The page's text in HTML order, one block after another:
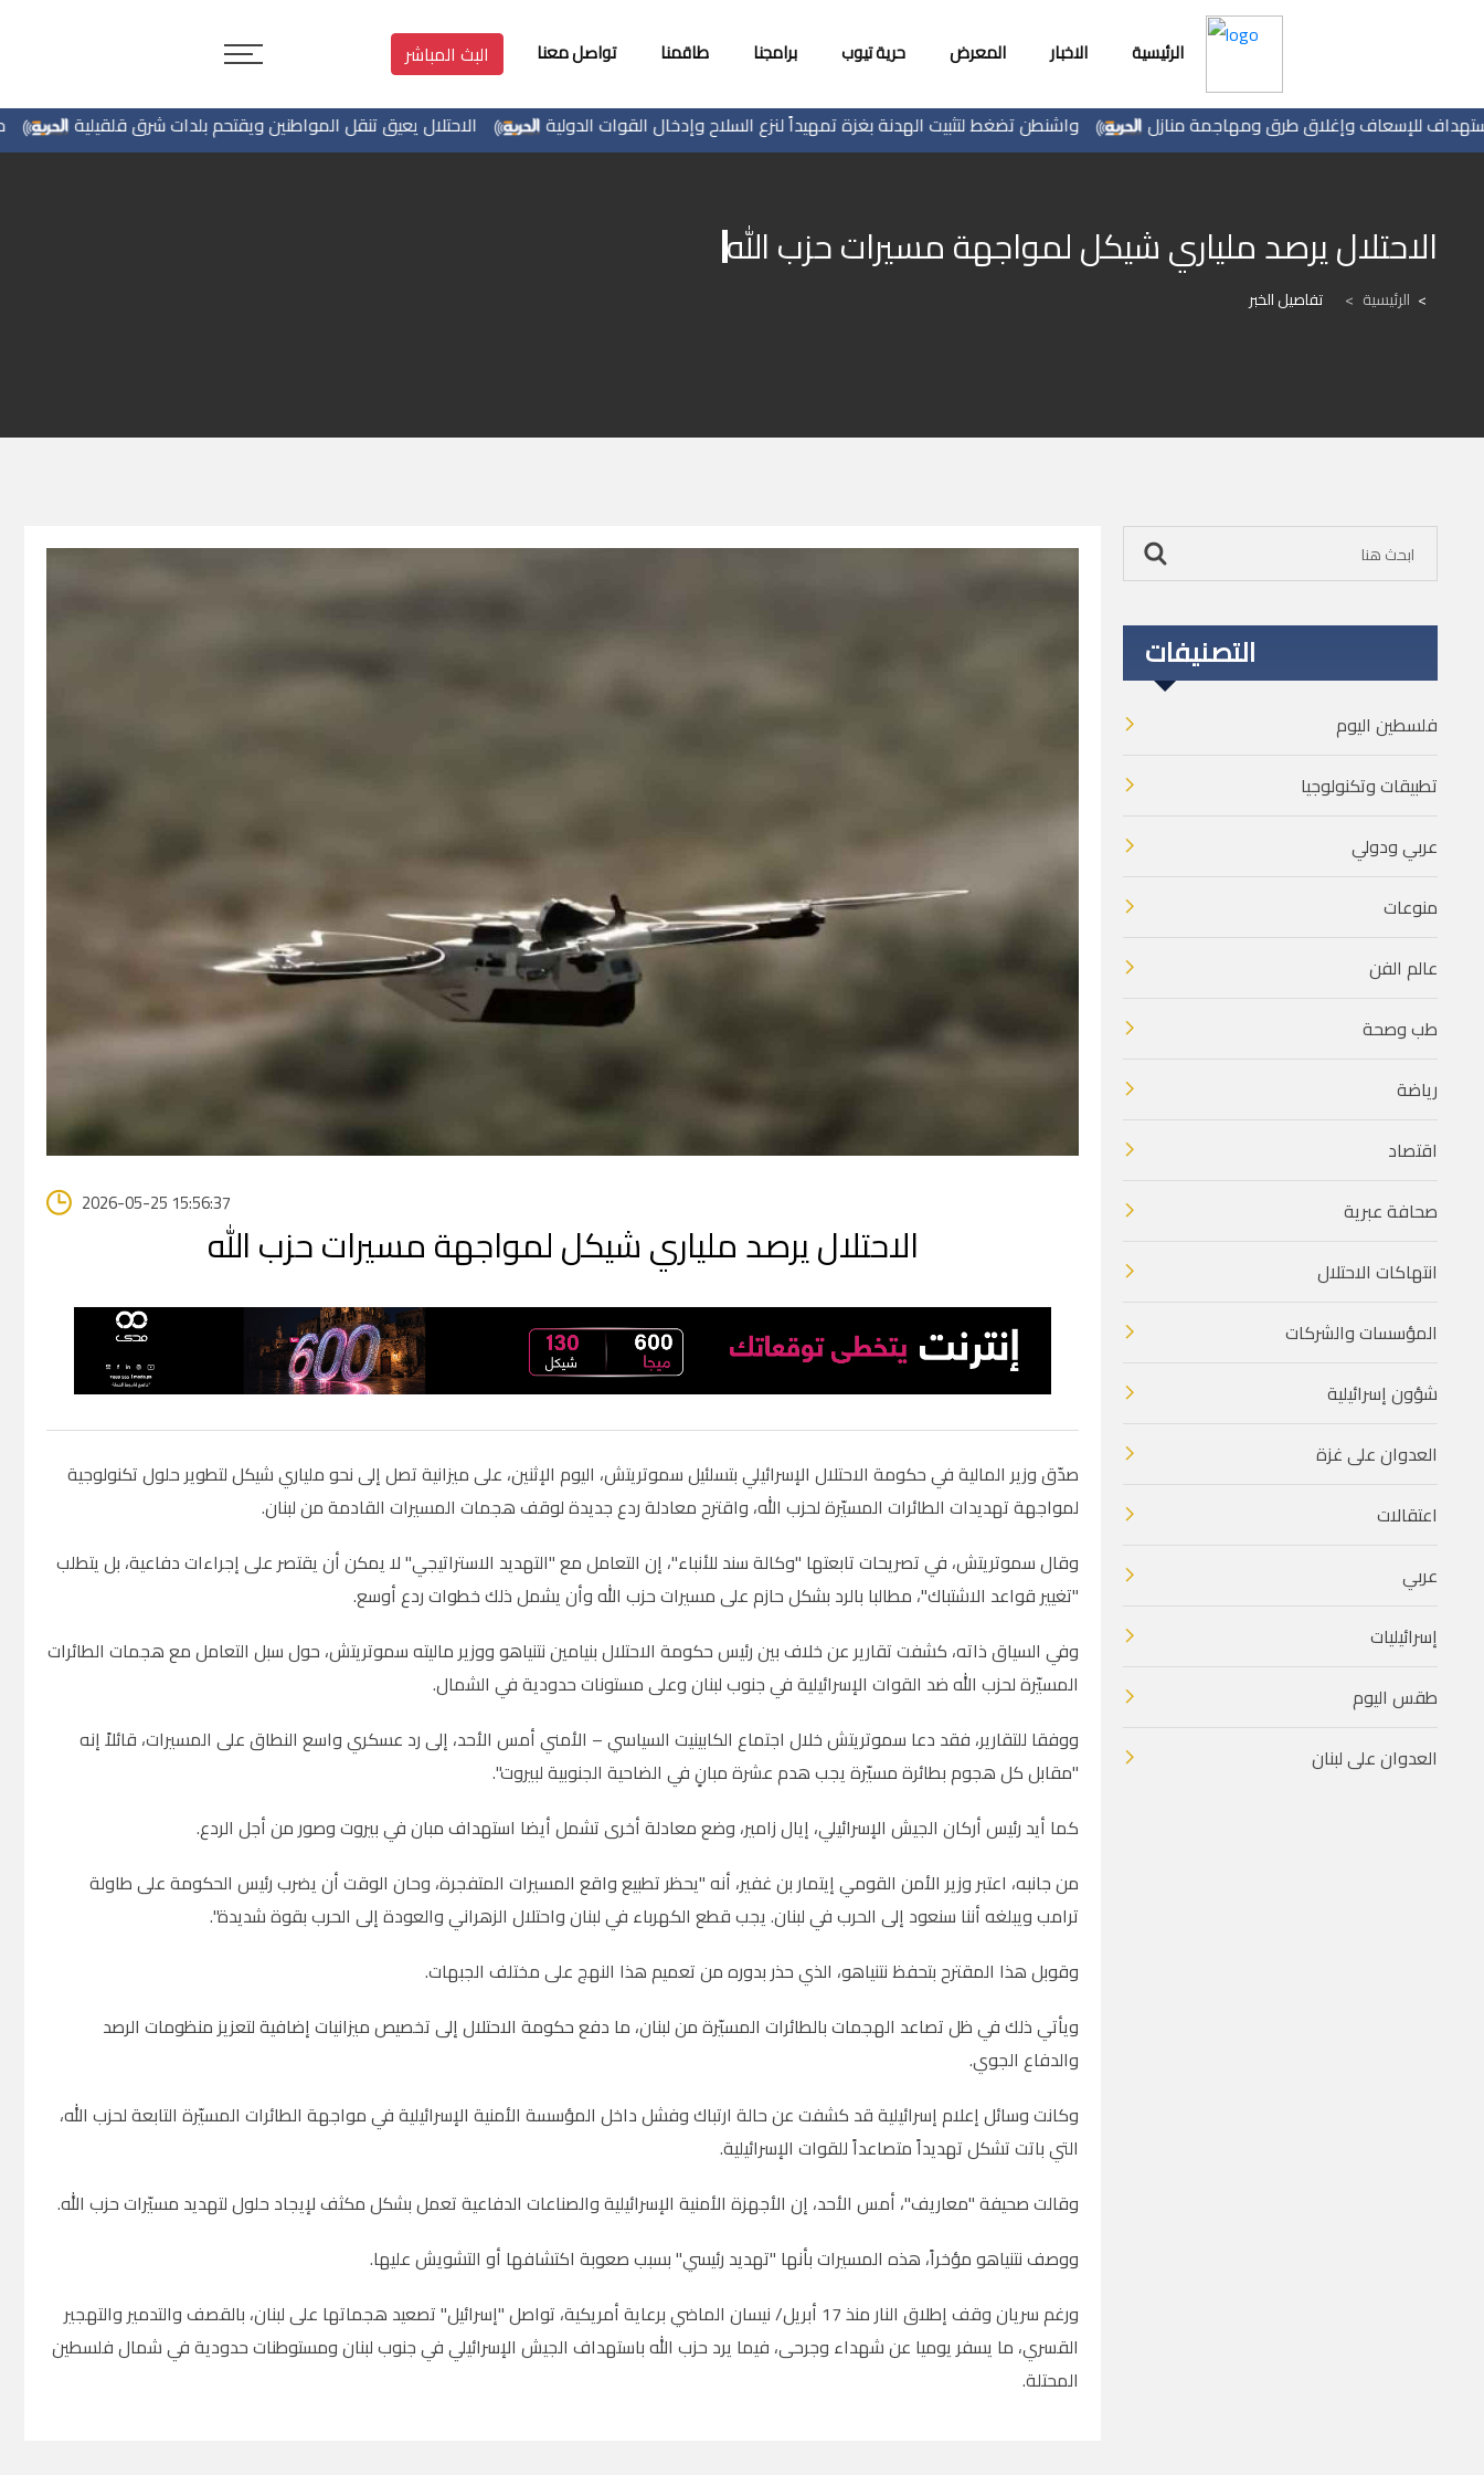
الرئيسية الاخبار المعرض حرية تيوب برامجنا طاقمنا تواصل معنا البث المباشر
الاحتلال يعيق تنقل المواطنين ويقتحم بلدات شرق قلقيلية واشنطن تضغط لتثبيت الهدنة بغزة تمهيداً لنزع السلاح وإدخال القوات الدولية للإسعاف وإغلاق طرق ومهاجمة منازل
الاحتلال يرصد ملياري شيكل لمواجهة مسيرات حزب الله
الرئيسية > تفاصيل الخبر
2026-05-25 15:56:37
الاحتلال يرصد ملياري شيكل لمواجهة مسيرات حزب الله
صدّق وزير المالية في حكومة الاحتلال الإسرائيلي بتسلئيل سموتريتش، اليوم الإثنين، على ميزانية تصل إلى نحو ملياري شيكل لتطوير حلول تكنولوجية
لمواجهة تهديدات الطائرات المسيّرة لحزب الله، واقترح معادلة ردع جديدة لوقف هجمات المسيرات القادمة من لبنان.
وقال سموتريتش، في تصريحات تابعتها "وكالة سند للأنباء"، إن التعامل مع "التهديد الاستراتيجي" لا يمكن أن يقتصر على إجراءات دفاعية، بل يتطلب
"تغيير قواعد الاشتباك"، مطالبا بالرد بشكل حازم على مسيرات حزب الله وأن يشمل ذلك خطوات ردع أوسع.
وفي السياق ذاته، كشفت تقارير عن خلاف بين رئيس حكومة الاحتلال بنيامين نتنياهو ووزير ماليته سموتريتش، حول سبل التعامل مع هجمات الطائرات
المسيّرة لحزب الله ضد القوات الإسرائيلية في جنوب لبنان وعلى مستونات حدودية في الشمال.
ووفقا للتقارير، فقد دعا سموتريتش خلال اجتماع الكابينيت السياسي – الأمني أمس الأحد، إلى رد عسكري واسع النطاق على المسيرات، قائلاً إنه
"مقابل كل هجوم بطائرة مسيّرة يجب هدم عشرة مبانٍ في الضاحية الجنوبية لبيروت".
كما أيد رئيس أركان الجيش الإسرائيلي، إيال زامير، وضع معادلة أخرى تشمل أيضا استهداف مبان في بيروت وصور من أجل الردع.
من جانبه، اعتبر وزير الأمن القومي إيتمار بن غفير، أنه "يحظر تطبيع واقع المسيرات المتفجرة، وحان الوقت أن يضرب رئيس الحكومة على طاولة
ترامب ويبلغه أننا سنعود إلى الحرب في لبنان. يجب قطع الكهرباء في لبنان واحتلال الزهراني والعودة إلى الحرب بقوة شديدة".
وقوبل هذا المقترح بتحفظ نتنياهو، الذي حذر بدوره من تعميم هذا النهج على مختلف الجبهات.
ويأتي ذلك في ظل تصاعد الهجمات بالطائرات المسيّرة من لبنان، ما دفع حكومة الاحتلال إلى تخصيص ميزانيات إضافية لتعزيز منظومات الرصد
والدفاع الجوي.
وكانت وسائل إعلام إسرائيلية قد كشفت عن حالة ارتباك وفشل داخل المؤسسة الأمنية الإسرائيلية في مواجهة الطائرات المسيّرة التابعة لحزب الله،
التي باتت تشكل تهديداً متصاعداً للقوات الإسرائيلية.
وقالت صحيفة "معاريف"، أمس الأحد، إن الأجهزة الأمنية الإسرائيلية والصناعات الدفاعية تعمل بشكل مكثف لإيجاد حلول لتهديد مسيّرات حزب الله.
ووصف نتنياهو مؤخراً، هذه المسيرات بأنها "تهديد رئيسي" بسبب صعوبة اكتشافها أو التشويش عليها.
ورغم سريان وقف إطلاق النار منذ 17 أبريل/ نيسان الماضي برعاية أمريكية، تواصل "إسرائيل" تصعيد هجماتها على لبنان، بالقصف والتدمير والتهجير
القسري، ما يسفر يوميا عن شهداء وجرحى، فيما يرد حزب الله باستهداف الجيش الإسرائيلي في جنوب لبنان ومستوطنات حدودية في شمال فلسطين
المحتلة.
التصنيفات
فلسطين اليوم
تطبيقات وتكنولوجيا
عربي ودولي
منوعات
عالم الفن
طب وصحة
رياضة
اقتصاد
صحافة عبرية
انتهاكات الاحتلال
المؤسسات والشركات
شؤون إسرائيلية
العدوان على غزة
اعتقالات
عربي
إسرائيليات
طقس اليوم
العدوان على لبنان